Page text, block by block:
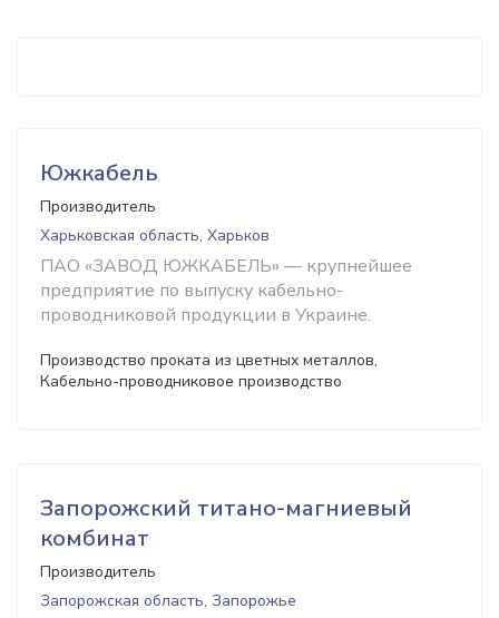
Южкабель
Производитель
Харьковская область, Харьков
ПАО «ЗАВОД ЮЖКАБЕЛЬ» — крупнейшее
предприятие по выпуску кабельно-
проводниковой продукции в Украине.
Производство проката из цветных металлов,
Кабельно-проводниковое производство
Запорожский титано-магниевый
комбинат
Производитель
Запорожская область, Запорожье